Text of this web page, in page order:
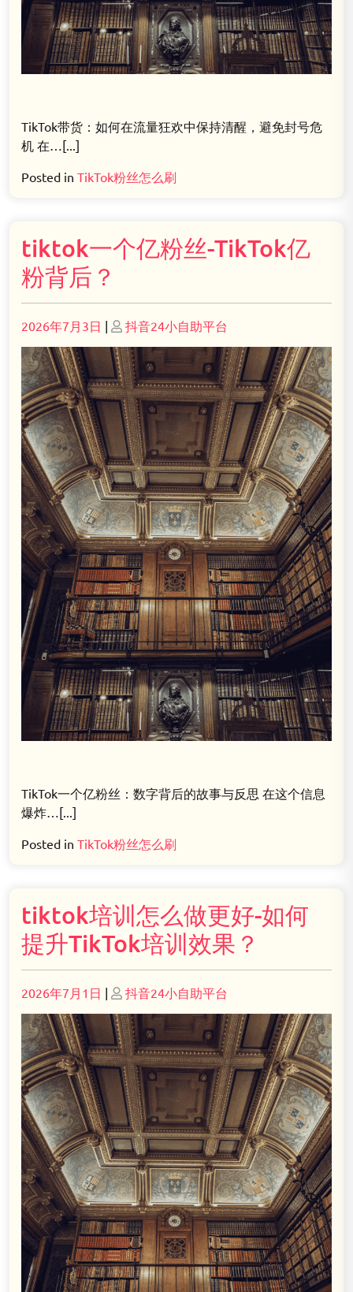
TikTok带货：如何在流量狂欢中保持清醒，避免封号危
机 在…[...]
Posted in TikTok粉丝怎么刷
tiktok一个亿粉丝-TikTok亿
粉背后？
Posted
on
2026年7月3日 | Posted
on
抖音24小自助平台
TikTok一个亿粉丝：数字背后的故事与反思 在这个信息
爆炸…[...]
Posted in TikTok粉丝怎么刷
tiktok培训怎么做更好-如何
提升TikTok培训效果？
Posted
on
2026年7月1日 | Posted
on
抖音24小自助平台